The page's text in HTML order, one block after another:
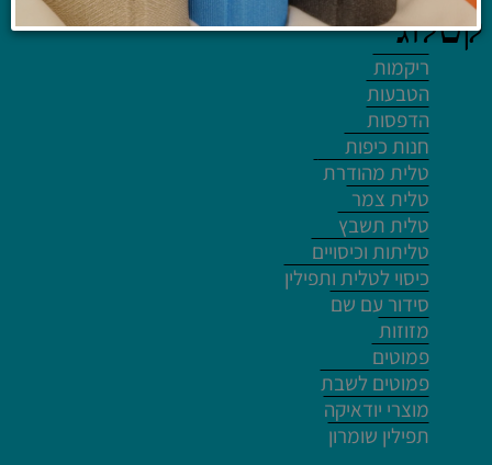
קטלוג
ריקמות
הטבעות
הדפסות
חנות כיפות
טלית מהודרת
טלית צמר
טלית תשבץ
טליתות וכיסויים
כיסוי לטלית ותפילין
סידור עם שם
מזוזות
פמוטים
פמוטים לשבת
מוצרי יודאיקה
תפילין שומרון
לחץ פעמיים לעריכת הטקסט
לחץ פעמיים לעריכת הטקסט